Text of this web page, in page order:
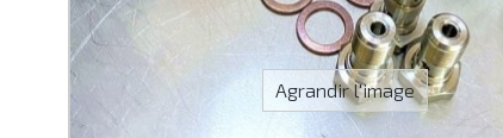
Agrandir l'image